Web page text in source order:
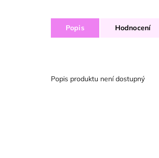
Popis Hodnocení
Popis produktu není dostupný